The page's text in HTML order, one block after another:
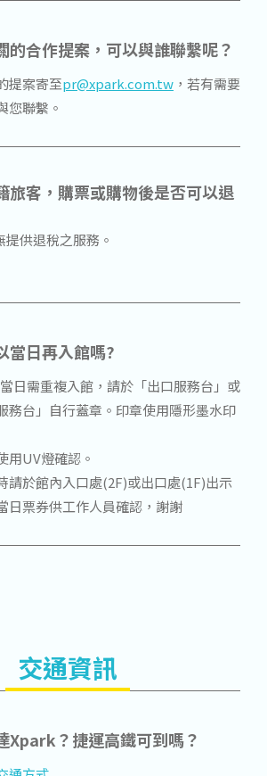
的合作提案，可以與誰聯繫呢？
提案寄至pr@xpark.com.tw ，若有需要
您聯繫。
旅客，購票或購物後是否可以退
供退稅之服務。
當日再入館嗎?
日需重複入館，請於「出口服務台」或
務台」自行蓋章。印章使用隱形墨水印
用UV燈確認。
請於館內入口處(2F)或出口處(1F)出示
日票券供工作人員確認，謝謝
交通資訊
Xpark？捷運高鐵可到嗎？